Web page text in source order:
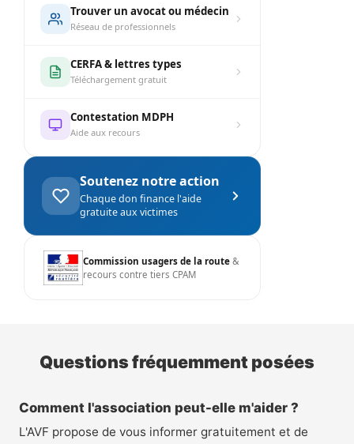
Trouver un avocat ou médecin
Réseau de professionnels
CERFA & lettres types
Téléchargement gratuit
Contestation MDPH
Aide aux recours
Soutenez notre action
Chaque don finance l'aide
gratuite aux victimes
Commission usagers de la route &
recours contre tiers CPAM
Questions fréquemment posées
Comment l'association peut-elle m'aider ?
L'AVF propose de vous informer gratuitement et de